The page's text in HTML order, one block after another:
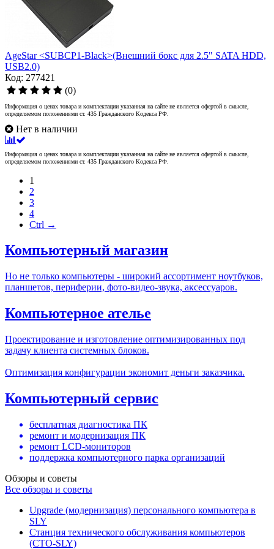
AgeStar <SUBCP1-Black>(Внешний бокс для 2.5" SATA HDD,
USB2.0)
Код: 277421
(0)
Информация о ценах товара и комплектации указанная на сайте не является офертой в смысле,
определяемом положениями ст. 435 Гражданского Кодекса РФ.
Нет в наличии
Информация о ценах товара и комплектации указанная на сайте не является офертой в смысле,
определяемом положениями ст. 435 Гражданского Кодекса РФ.
1
2
3
4
Ctrl →
Компьютерный магазин
Но не только компьютеры - широкий ассортимент ноутбуков,
планшетов, периферии, фото-видео-звука, аксессуаров.
Компьютерное ателье
Проектирование и изготовление оптимизированных под
задачу клиента системных блоков.
Оптимизация конфигурации экономит деньги заказчика.
Компьютерный сервис
бесплатная диагностика ПК
ремонт и модернизация ПК
ремонт LCD-мониторов
поддержка компьютерного парка организаций
Обзоры и советы
Все обзоры и советы
Upgrade (модернизация) персонального компьютера в
SLY
Станция технического обслуживания компьютеров
(СТО-SLY)